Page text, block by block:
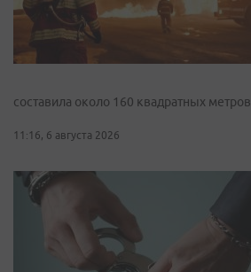
составила около 160 квадратных метров
11:16, 6 августа 2026